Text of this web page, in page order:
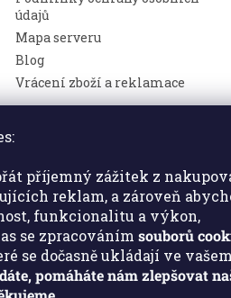
příjemný zážitek z
reklam, a zároveň
funkcionalitu a výkon,
se zpracováním souborů
se dočasně ukládají ve vašem
pomáháte nám zlepšovat
údajů
Mapa serveru
Blog
Vrácení zboží a reklamace